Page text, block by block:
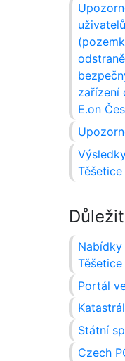
zařízení
E.on
Těšetice
Těšetice
Portál
Státní
Czech